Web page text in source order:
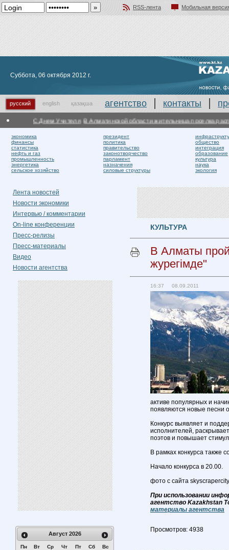
RSS-лента
Мобильная
Суббота, 06 октября 2012 г.
русский english қазақша агентство контакты
С Днем Учителя В Алматинской области жительница поселка
экономика
финансы
статистика
нефть и газ
промышленность
энергетика
сельское хозяйство
президент
политика
правительство
законотворчество
парламент
назначения
силовые структуры
общество
интеграция
образование
культура
наука
экология
Лента новостей
Новости экономики
Интервью / комментарии
On-line конференции
Пресс-релизы
Пресс-материалы
Видео
Новости агентства
Август 2026
Пн Вт Ср Чт Пт Сб Вс
КУЛЬТУРА
В Алматы
журегімде"
16:37 08.09.2011
активе популярных и
появляются новые песни
Конкурс выявляет и
исполнителей,
поэтов и повышает
В рамках конкурса также
Начало конкурса в 20.00.
фото с сайта
При использовании
агентство Kazakhstan
материалы агентства
Просмотров: 4938